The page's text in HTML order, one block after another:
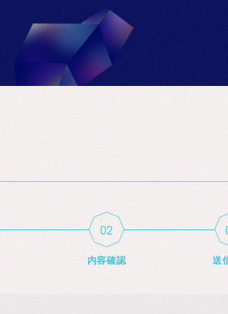
内容確認 送